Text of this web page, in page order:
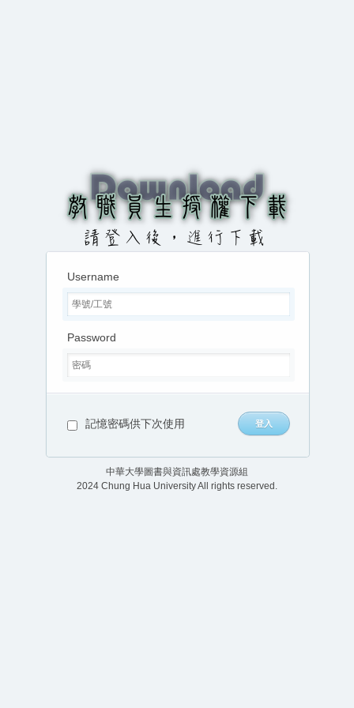
Username
Password
記憶密碼供下次使用
中華大學圖書與資訊處教學資源組
2024 Chung Hua University All rights reserved.